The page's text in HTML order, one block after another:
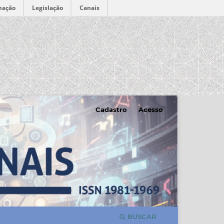
Legislação Canais
BUSCAR
Cadastro Acesso